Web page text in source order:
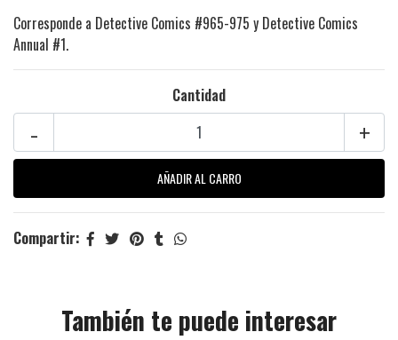
Corresponde a Detective Comics #965-975 y Detective Comics
Annual #1.
Cantidad
+
-
Compartir:
También te puede interesar